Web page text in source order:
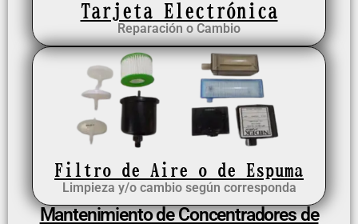
Tarjeta Electrónica
Reparación o Cambio
Filtro de Aire o de Espuma
Limpieza y/o cambio según corresponda
Mantenimiento de Concentradores de